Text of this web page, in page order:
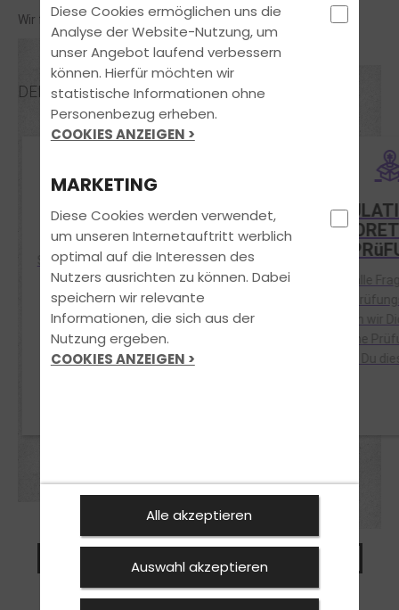
Wir freuen uns auf Dich!
DEINE VORTEILE
EVENT-
SONDERFAHRTEN
Sonderfahrten haben bei uns auch
Sonderziele. In regelmäßigen
Abständen überraschen wir mit
tollen Aktionen. Sei dabei!
Wenn du alle
und dich
testen wir
realistische
Bestehst Du
Vereinbare noch heute einen Termin
für ein unverbindliches Beratungsgespräch
Diese Cookies ermöglichen uns die
Analyse der Website-Nutzung, um
unser Angebot laufend verbessern
können. Hierfür möchten wir
statistische Informationen ohne
Personenbezug erheben.
COOKIES ANZEIGEN >
MARKETING
Diese Cookies werden verwendet,
um unseren Internetauftritt werblich
optimal auf die Interessen des
Nutzers ausrichten zu können. Dabei
speichern wir relevante
Informationen, die sich aus der
Nutzung ergeben.
COOKIES ANZEIGEN >
Alle akzeptieren
Auswahl akzeptieren